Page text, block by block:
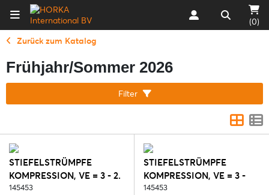
(0)
Zurück zum Katalog
Frühjahr/Sommer 2026
Filter
STIEFELSTRÜMPFE
KOMPRESSION, VE = 3 - 2.
SCHWARZ
145453
STIEFELSTRÜMPFE
KOMPRESSION, VE = 3 -
450. BLUE REEF
145453